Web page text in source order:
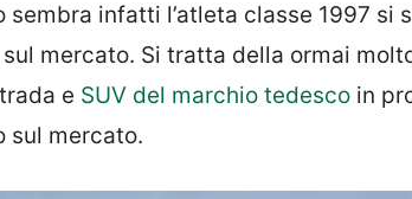
infatti l’atleta classe 1997 si
mercato. Si tratta della ormai
e SUV del marchio tedesco in
sul mercato.